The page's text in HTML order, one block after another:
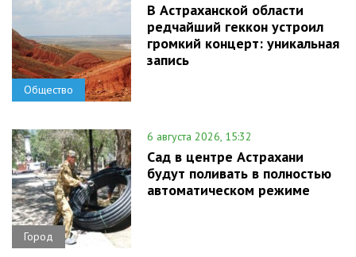
Общество
В Астраханской области
редчайший геккон устроил
громкий концерт: уникальная
запись
Город
6 августа 2026, 15:32
Сад в центре Астрахани
будут поливать в полностью
автоматическом режиме